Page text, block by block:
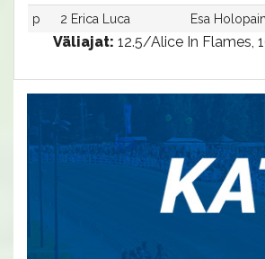
p
2 Erica Luca Esa
Väliajat: 12.5/Alice In Flames,